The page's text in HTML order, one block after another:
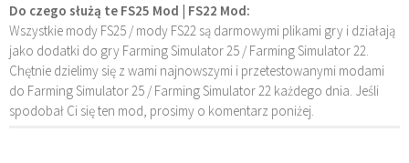
Do czego służą te FS25 Mod | FS22 Mod:
Wszystkie mody FS25 / mody FS22 są darmowymi plikami gry i działają
jako dodatki do gry Farming Simulator 25 / Farming Simulator 22.
Chętnie dzielimy się z wami najnowszymi i przetestowanymi modami
do Farming Simulator 25 / Farming Simulator 22 każdego dnia. Jeśli
spodobał Ci się ten mod, prosimy o komentarz poniżej.